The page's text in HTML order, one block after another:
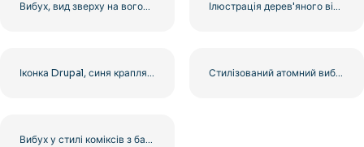
Вибух, вид зверху на вогонь усередині, безкоштовний PNG Ілюстрація дерев'яного вітрильника Пригода Безкоштовний PNG
Іконка Drupal, синя крапля води, емблема, коло, безкоштовний PNG Стилізований атомний вибух з грибоподібною хмарою, безкоштовний PNG
Вибух у стилі коміксів з барвистими сплесками, безкоштовний PNG